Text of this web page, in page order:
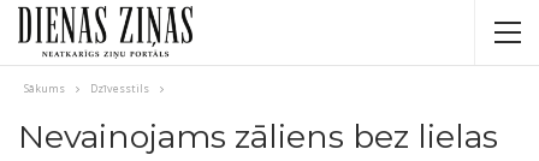
Sākums Dzīvesstils
Nevainojams zāliens bez lielas